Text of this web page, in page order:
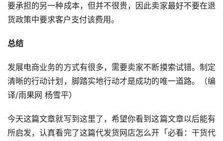
要承担的另一种成本，但并不很贵，因此卖家最好不要在退
货政策中要求客户支付该费用。
总结
发展电商业务的方式有很多，需要卖家不断摸索试错。制定
清晰的行动计划，脚踏实地行动才是成功的唯一道路。（编
译/雨果网 杨雪平）
今天这篇文章就写到这里了，希望你看到这篇文章以后能有
所启发，认真看完了这篇代发货网店怎么开「必看：干货代